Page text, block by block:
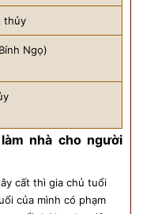
thủy
Ngọ)
nhà cho người
cất thì gia chủ tuổi
của mình có phạm